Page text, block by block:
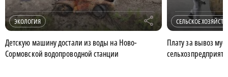
ЭКОЛОГИЯ r
Детскую машину достали из воды на Ново-
Сормовской водопроводной станции
СЕЛЬСКОЕ
Плату за вывоз